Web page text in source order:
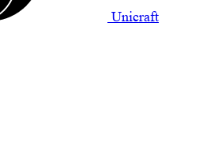
Unicraft